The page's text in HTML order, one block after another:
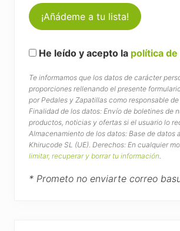
He leído y acepto la política
Te informamos que los datos de carácter
proporciones rellenando el presente
por Pedales y Zapatillas como responsable de
Finalidad de los datos: Envío de boletines de
productos, noticias y ofertas si el usuario lo
Almacenamiento de los datos: Base de datos
Khirucode SL (UE). Derechos: En cualquier
limitar, recuperar y borrar tu información
* Prometo no enviarte correo